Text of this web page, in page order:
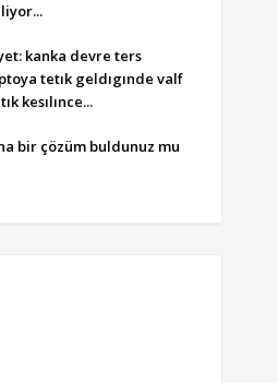
kanka devre ters
tetık geldıgınde valf
kesılınce...
bir çözüm buldunuz mu